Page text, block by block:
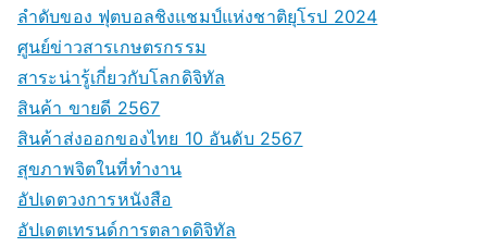
ลำดับของ ฟุตบอลชิงแชมป์แห่งชาติยุโรป 2024
ศูนย์ข่าวสารเกษตรกรรม
สาระน่ารู้เกี่ยวกับโลกดิจิทัล
สินค้า ขายดี 2567
สินค้าส่งออกของไทย 10 อันดับ 2567
สุขภาพจิตในที่ทำงาน
อัปเดตวงการหนังสือ
อัปเดตเทรนด์การตลาดดิจิทัล